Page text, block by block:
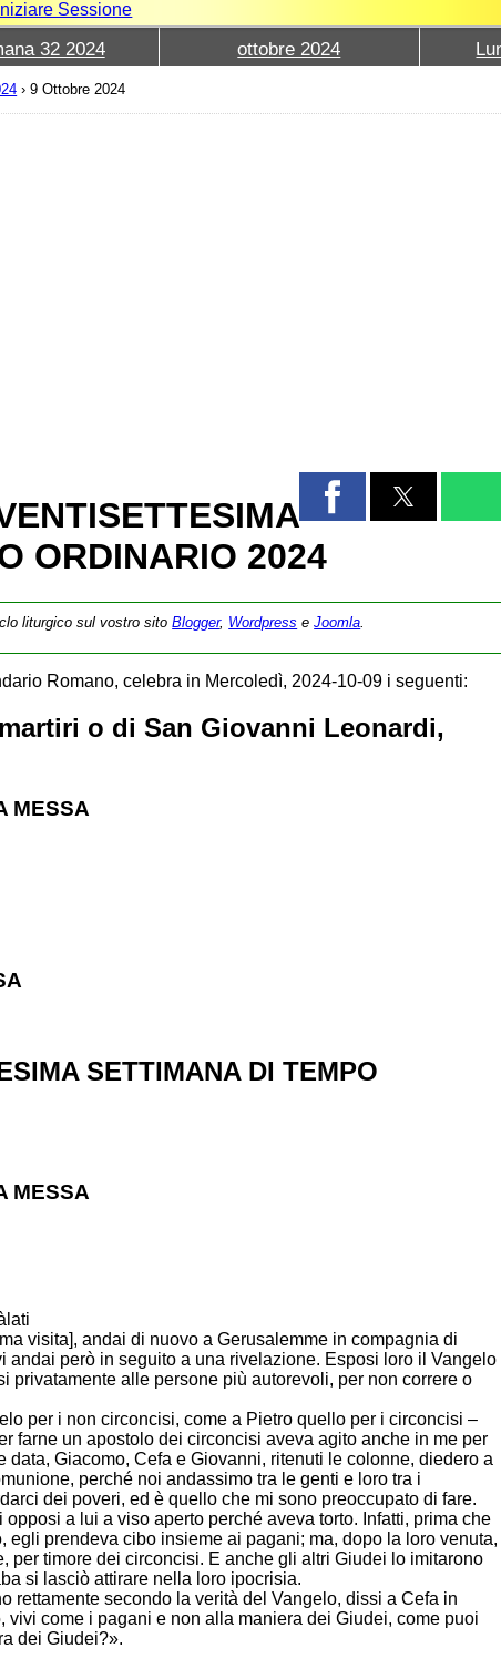
Iniziare Sessione
32 2024 ottobre 2024
›9 Ottobre 2024
ORDINARIO 2024
liturgico sul vostro sitoBlogger, Wordpress eJoomla
Romano, celebra in Mercoledì, 2024-10-09 i seguenti:
o di San Giovanni Leonardi,
MESSA
SETTIMANA DI TEMPO
MESSA
visita], andai di nuovo a Gerusalemme in compagnia di
andai però in seguito a una rivelazione. Esposi loro il Vangelo
privatamente alle persone più autorevoli, per non correre o
per i non circoncisi, come a Pietro quello per i circoncisi –
farne un apostolo dei circoncisi aveva agito anche in me per
data, Giacomo, Cefa e Giovanni, ritenuti le colonne, diedero a
perché noi andassimo tra le genti e loro tra i
dei poveri, ed è quello che mi sono preoccupato di fare.
a lui a viso aperto perché aveva torto. Infatti, prima che
egli prendeva cibo insieme ai pagani; ma, dopo la loro venuta,
per timore dei circoncisi. E anche gli altri Giudei lo imitarono
si lasciò attirare nella loro ipocrisia.
rettamente secondo la verità del Vangelo, dissi a Cefa in
vivi come i pagani e non alla maniera dei Giudei, come puoi
dei Giudei?».